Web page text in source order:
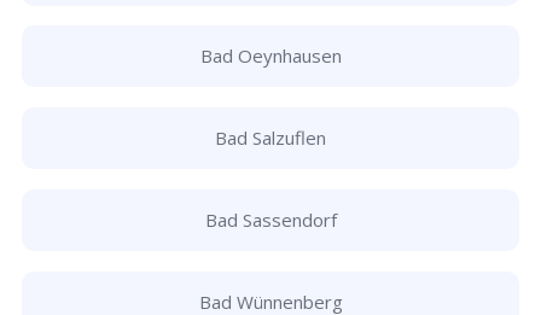
Bad Oeynhausen
Bad Salzuflen
Bad Sassendorf
Bad Wünnenberg